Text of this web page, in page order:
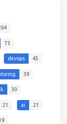
73
devops 45
39
30
21 ai 21